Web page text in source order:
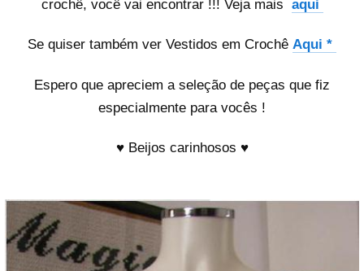
crochê, você vai encontrar !!! Veja mais aqui
Se quiser também ver Vestidos em Crochê Aqui *
Espero que apreciem a seleção de peças que fiz
especialmente para vocês !
♥ Beijos carinhosos ♥